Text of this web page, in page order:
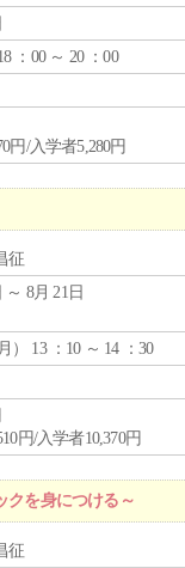
：00 ～ 20 ：00
円/入学者5,280円
征
～ 8月 21日
月 ） 13 ：10 ～ 14 ：30
円/入学者10,370円
を身につける～
征